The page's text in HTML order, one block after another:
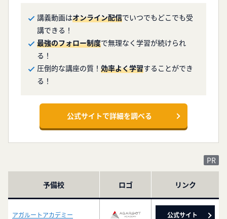
講義動画はオンライン配信でいつでもどこでも受
講できる！
最強のフォロー制度で無理なく学習が続けられ
る！
圧倒的な講座の質！ 効率よく学習することができ
る！
公式サイトで詳細を調べる
予備校 ロゴ リンク
アガルートアカデミー 公式サイト